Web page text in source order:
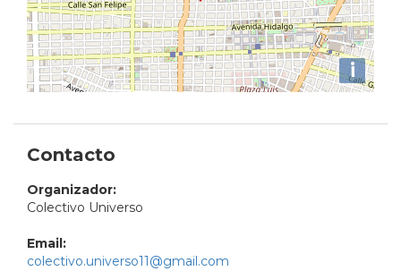
i
Contacto
Organizador:
Colectivo Universo
Email:
colectivo.universo11@gmail.com